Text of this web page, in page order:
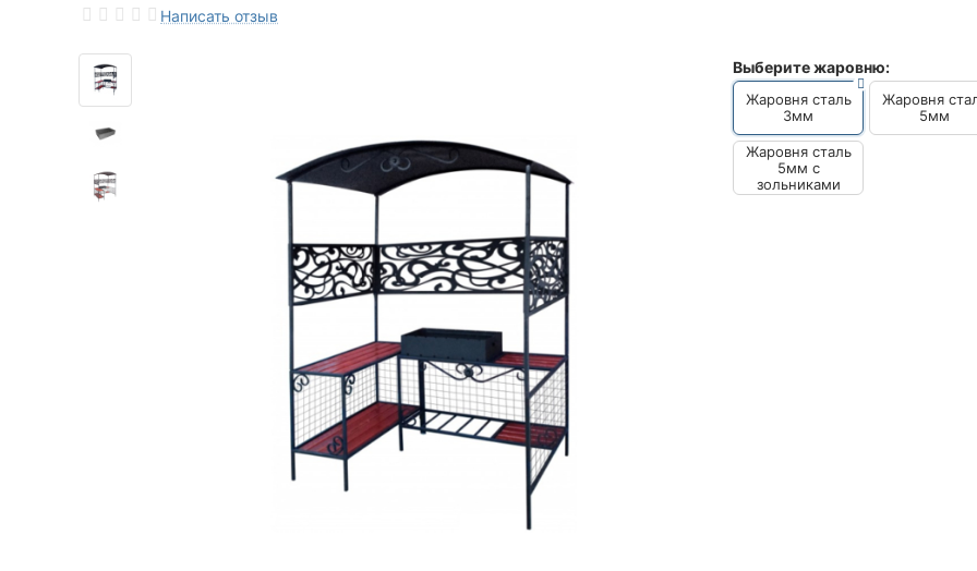
Написать отзыв
Выберите жаровню:
Жаровня сталь
3мм
Жаровня
5мм
Жаровня сталь
5мм с
зольниками